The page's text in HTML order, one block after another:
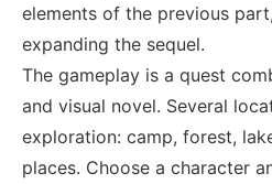
elements of the previous
expanding the sequel.
The gameplay is a quest
and visual novel. Several
exploration: camp, forest,
places. Choose a character